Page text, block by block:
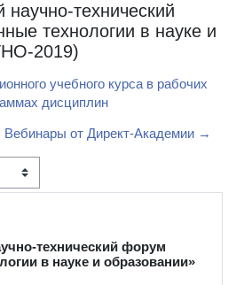
технический
технологии в науке и
2019)
учебного курса в рабочих
дисциплин
Вебинары от Директ-Академии →
технический форум
в науке и образовании»